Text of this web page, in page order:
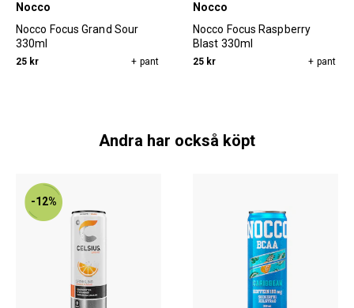
Nocco
Nocco Focus Grand Sour
330ml
25 kr + pant
Nocco
Nocco Focus Raspberry
Blast 330ml
25 kr + pant
Andra har också köpt
-12%